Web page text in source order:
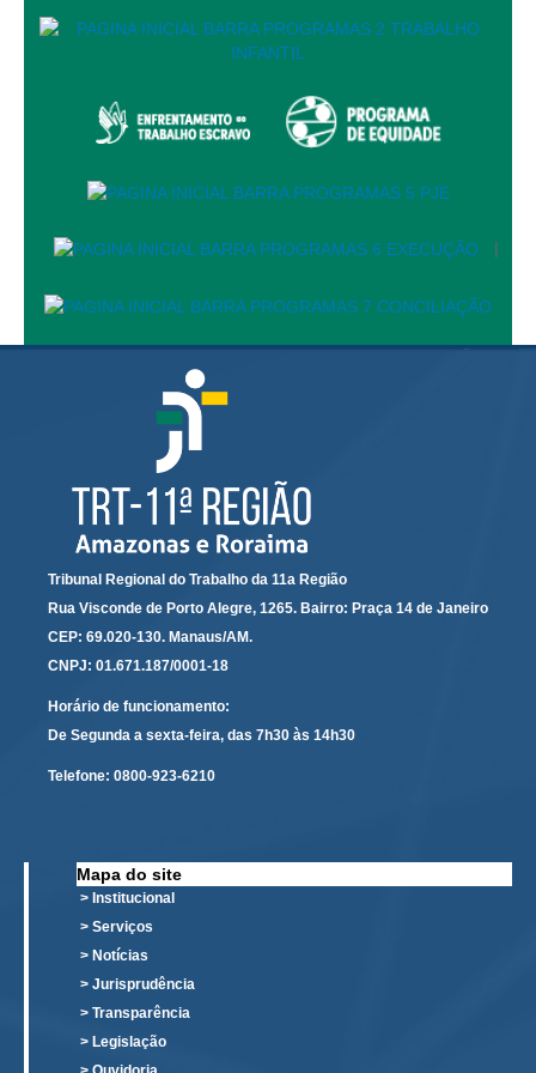
Governança de TI
Governança das Contratações Obras
Laboratório de Inovação
Assessoria de Governança de Gestão de Pessoas
Sites Institucionais
Educação a distância
Responsabilidade Socioambiental
Comissão Permanente de Acessibilidade e Inclusão
Escola Judicial
Programa Trabalho Seguro
Coordenadoria de Saúde
Atermação On-line - Interior de Roraima
Atermação On-line - Interior do Amazonas
Agendamento de Reclamação Verbal
Glossário
Consulta de Pautas
|
Tribunal Regional do Trabalho da 11a Região
Rua Visconde de Porto Alegre, 1265. Bairro: Praça 14 de Janeiro
CEP: 69.020-130. Manaus/AM.
CNPJ: 01.671.187/0001-18
Horário de funcionamento:
De Segunda a sexta-feira, das 7h30 às 14h30
Telefone: 0800-923-6210
Mapa do site
> Institucional
> Serviços
> Notícias
> Jurisprudência
> Transparência
> Legislação